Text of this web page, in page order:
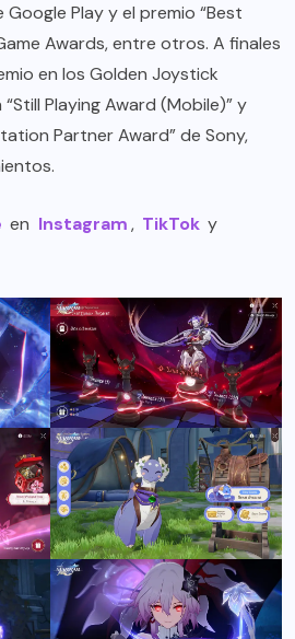
Google Play y el premio “Best
Awards, entre otros. A finales
en los Golden Joystick
Playing Award (Mobile)” y
Partner Award” de Sony,
en Instagram, TikTok y